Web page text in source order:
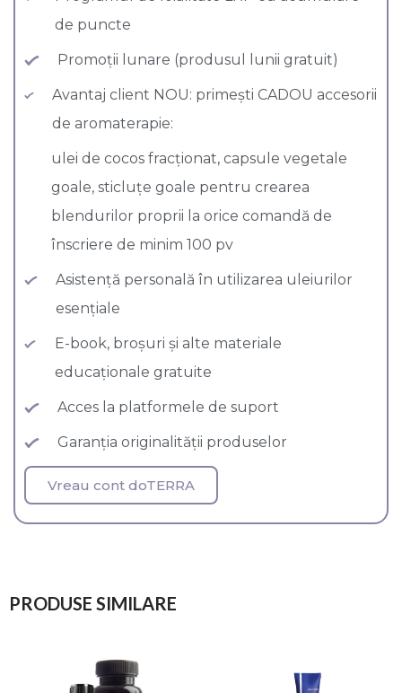
de puncte
Promoții lunare (produsul lunii gratuit)
Avantaj client NOU: primești CADOU accesorii
de aromaterapie:
ulei de cocos fracționat, capsule vegetale
goale, sticluțe goale pentru crearea
blendurilor proprii la orice comandă de
înscriere de minim 100 pv
Asistență personală în utilizarea uleiurilor
esențiale
E-book, broșuri și alte materiale
educaționale gratuite
Acces la platformele de suport
Garanția originalității produselor
Vreau cont doTERRA
PRODUSE SIMILARE